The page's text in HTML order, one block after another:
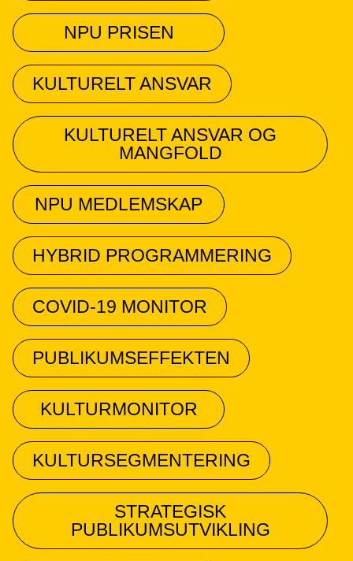
NPU PRISEN
KULTURELT ANSVAR
KULTURELT ANSVAR OG
MANGFOLD
NPU MEDLEMSKAP
HYBRID PROGRAMMERING
COVID-19 MONITOR
PUBLIKUMSEFFEKTEN
KULTURMONITOR
KULTURSEGMENTERING
STRATEGISK
PUBLIKUMSUTVIKLING